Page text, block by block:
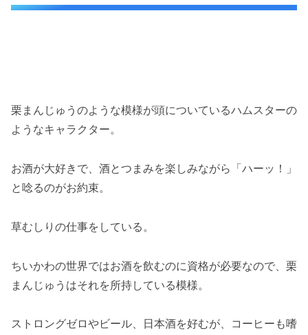
栗まんじゅうのような模様が頭についているハムスターの
ようなキャラクター。
お酒が大好きで、酒とつまみを楽しみながら「ハーッ！」
と唸るのがお約束。
草むしりの仕事をしている。
ちいかわの世界ではお酒を飲むのに資格が必要なので、栗
まんじゅうはそれを所持している模様。
ストロングゼロやビール、日本酒を好むが、コーヒーも嗜